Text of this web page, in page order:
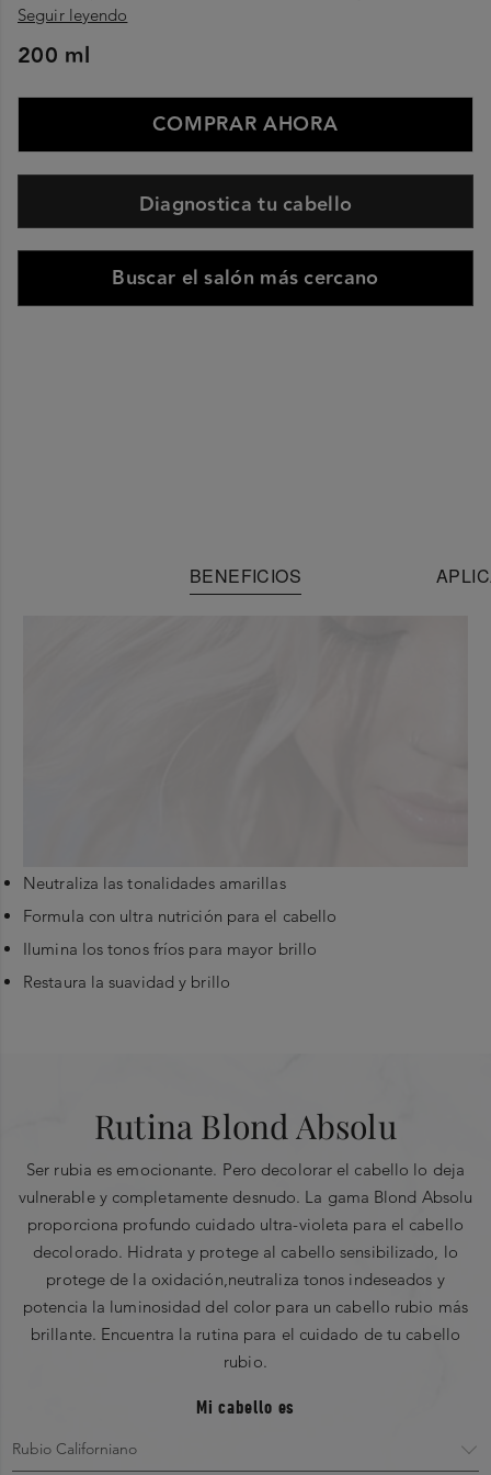
Seguir leyendo
200 ml
COMPRAR AHORA
Diagnostica tu cabello
Buscar el salón más cercano
BENEFICIOS
Neutraliza las tonalidades amarillas
Formula con ultra nutrición para el cabello
Ilumina los tonos fríos para mayor brillo
Restaura la suavidad y brillo
Añande agua, emulsiona y enjuaga
completamente.
Ingredientes principales
tonalidades amarillas. Despues de haber
para mantener y proteger el cabello rubio. Tu
estilista te puede decir cuanto timepo dejar
actuar la mascarilla para alcanzar el tono
deseado.
”
CALIFICACIÓN
INSTANTÁNEA
below to filter
reviews
PROMEDIO DE CALIFICACIÓN DE
LOS CLIENTES
Overall
0,0 out of 5 stars
0,0
Quality of Product
0,0 out of 5 stars
0,0
Rutina Blond Absolu
Ser rubia es emocionante. Pero decolorar el cabello lo deja
vulnerable y completamente desnudo. La gama Blond Absolu
proporciona profundo cuidado ultra-violeta para el cabello
decolorado. Hidrata y protege al cabello sensibilizado, lo
protege de la oxidación,neutraliza tonos indeseados y
potencia la luminosidad del color para un cabello rubio más
brillante. Encuentra la rutina para el cuidado de tu cabello
rubio.
Mi cabello es